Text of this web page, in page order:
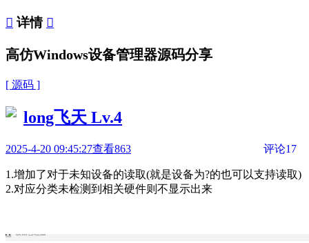
 详情 
高仿Windows设备管理器源码分享
[ 源码 ]
long飞天 Lv.4
2025-4-20 09:45:27查看863 评论17
1.增加了对于未知设备的读取(就是设备为?的也可以支持读取)
2.对应分类未检测到相关硬件则不显示出来